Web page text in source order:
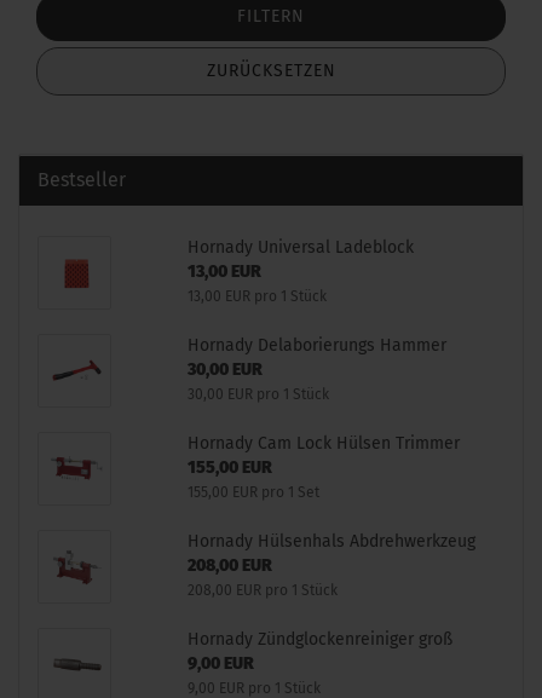
FILTERN
ZURÜCKSETZEN
Bestseller
Hornady Universal Ladeblock
13,00 EUR
13,00 EUR pro 1 Stück
Hornady Delaborierungs Hammer
30,00 EUR
30,00 EUR pro 1 Stück
Hornady Cam Lock Hülsen Trimmer
155,00 EUR
155,00 EUR pro 1 Set
Hornady Hülsenhals Abdrehwerkzeug
208,00 EUR
208,00 EUR pro 1 Stück
Hornady Zündglockenreiniger groß
9,00 EUR
9,00 EUR pro 1 Stück